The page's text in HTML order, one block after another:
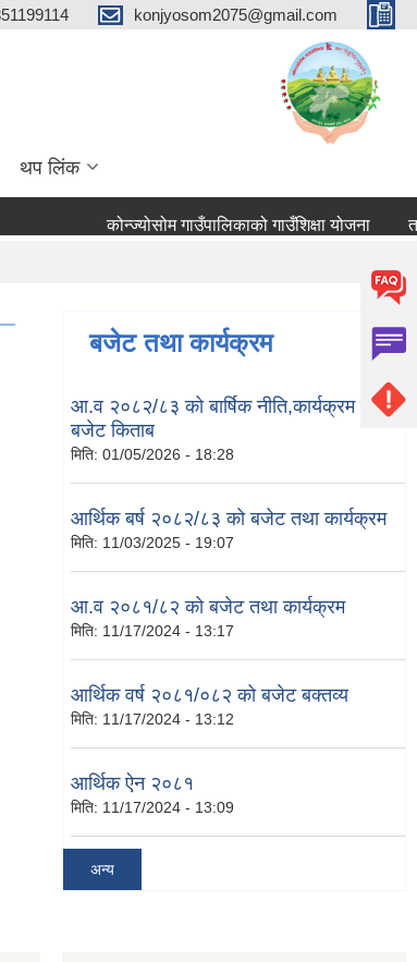
konjyosom2075@gmail.com
थप लिंक
कोन्ज्योसोम गाउँपालिकाको गाउँशिक्षा योजना
बजेट तथा कार्यक्रम
आ.व २०८२/८३ को बार्षिक नीति,कार्यक्रम तथा
बजेट किताब
मिति: 01/05/2026 - 18:28
आर्थिक बर्ष २०८२/८३ को बजेट तथा कार्यक्रम
मिति: 11/03/2025 - 19:07
आ.व २०८१/८२ को बजेट तथा कार्यक्रम
मिति: 11/17/2024 - 13:17
आर्थिक वर्ष २०८१/०८२ को बजेट बक्तव्य
मिति: 11/17/2024 - 13:12
आर्थिक ऐन २०८१
मिति: 11/17/2024 - 13:09
अन्य